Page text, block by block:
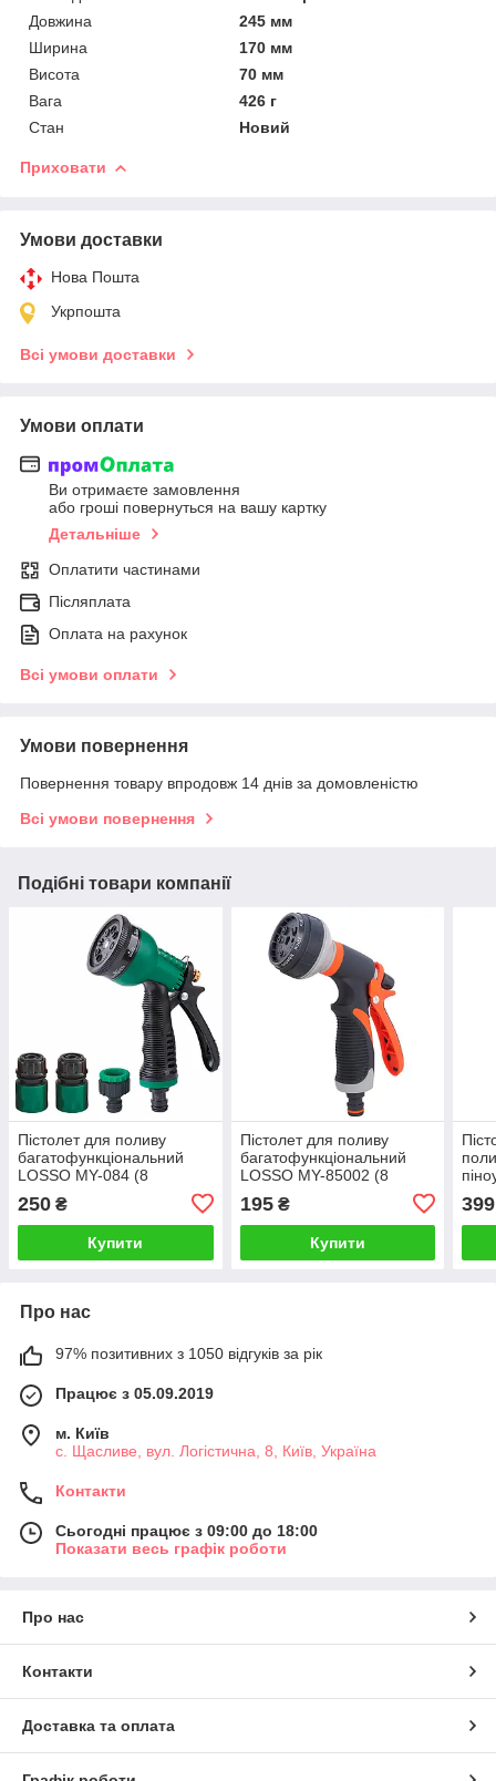
Довжина
245 мм
Ширина
170 мм
Висота
70 мм
Вага
426 г
Стан
Новий
Приховати
Умови доставки
Нова Пошта
Укрпошта
Всі умови доставки
Умови оплати
Ви отримаєте замовлення
або гроші повернуться на вашу картку
Детальніше
Оплатити частинами
Післяплата
Оплата на рахунок
Всі умови оплати
Умови повернення
Повернення товару впродовж 14 днів за домовленістю
Всі умови повернення
Подібні товари компанії
Пістолет для поливу
багатофункціональний
LOSSO MY-084 (8
зелений
250 ₴
Купити
Пістолет для поливу
багатофункціональний
LOSSO MY-85002 (8
195₴
Купити
399
Про нас
97% позитивних з 1050 відгуків за рік
Працює з 05.09.2019
м. Київ
с. Щасливе, вул. Логістична, 8, Київ, Україна
Контакти
Сьогодні працює з 09:00 до 18:00
Показати весь графік роботи
Про нас
Контакти
Доставка та оплата